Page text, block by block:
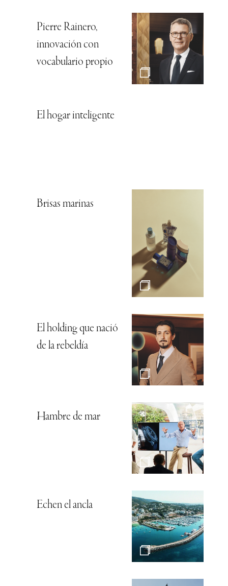
Pierre Rainero,
innovación con
vocabulario propio
El hogar inteligente
Brisas marinas
El holding que nació
de la rebeldía
Hambre de mar
Echen el ancla